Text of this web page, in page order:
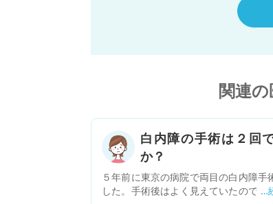
関連
白内障の手術は２回
か？
５年前に東京の病院で両目の白内障手
した。手術後はよく見えていたのです